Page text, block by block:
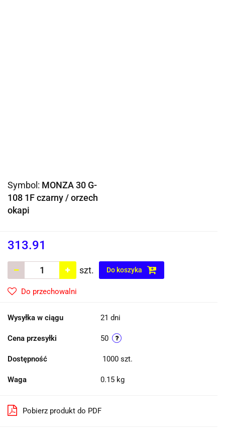
Symbol: MONZA 30 G-
108 1F czarny / orzech
okapi
313.91
szt. Do koszyka
Do przechowalni
Wysyłka w ciągu 21 dni
Cena przesyłki 50
Dostępność 1000 szt.
Waga 0.15 kg
Pobierz produkt do PDF